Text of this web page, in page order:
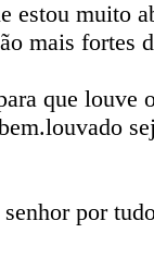
estou muito
mais fortes
que louve
por